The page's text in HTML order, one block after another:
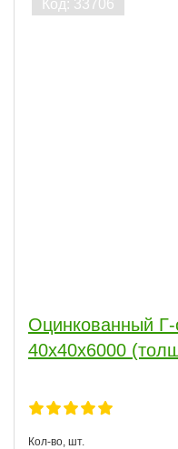
Оцинкованный
40х40х6000
Кол-во, шт.